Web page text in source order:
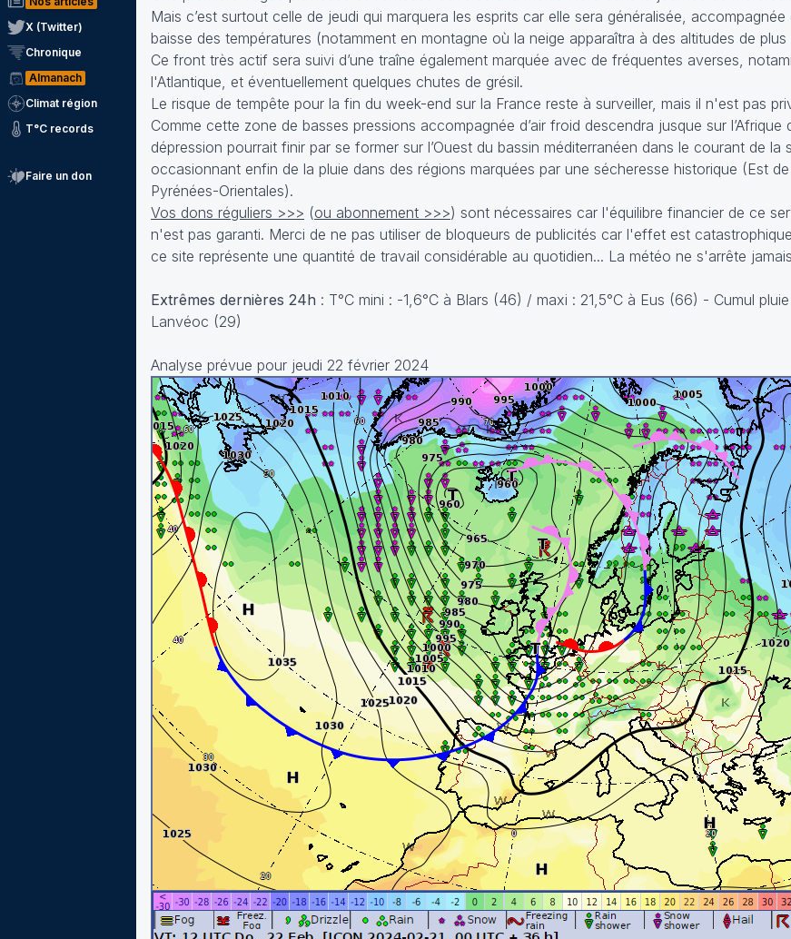
X (Twitter)
Chronique
Almanach
Climat région
T°C records
Faire un don
Mais c’est surtout celle de jeudi qui marquera les esprits car elle sera généralisée,
baisse des températures (notamment en montagne où la neige apparaîtra à des altitudes de plus
Ce front très actif sera suivi d’une traîne également marquée avec de fréquentes averses,
l'Atlantique, et éventuellement quelques chutes de grésil.
Le risque de tempête pour la fin du week-end sur la France reste à surveiller, mais il n'est pas
Comme cette zone de basses pressions accompagnée d’air froid descendra jusque sur l’Afrique
dépression pourrait finir par se former sur l’Ouest du bassin méditerranéen dans le courant de la
occasionnant enfin de la pluie dans des régions marquées par une sécheresse historique (Est
Pyrénées-Orientales).
Vos dons réguliers >>> (ou abonnement >>>) sont nécessaires car l'équilibre financier de ce
n'est pas garanti. Merci de ne pas utiliser de bloqueurs de publicités car l'effet est
ce site représente une quantité de travail considérable au quotidien... La météo ne s'arrête
Extrêmes dernières 24h : T°C mini : -1,6°C à Blars (46) / maxi : 21,5°C à Eus (66) - Cumul
Lanvéoc (29)
Analyse prévue pour jeudi 22 février 2024